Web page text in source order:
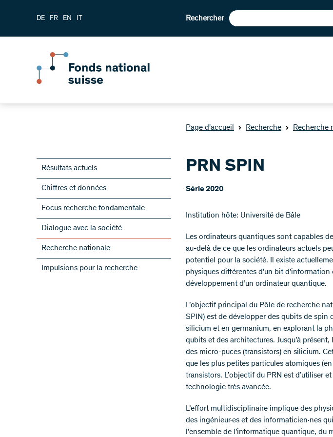
DE FR EN IT Rechercher
Page d'accueil Recherche Recherche
Résultats actuels
Chiffres et données
Focus recherche fondamentale
Dialogue avec la société
Recherche nationale
Impulsions pour la recherche
PRN SPIN
Série 2020
Institution hôte: Université de Bâle
Les ordinateurs quantiques sont capables
au-delà de ce que les ordinateurs actuels
potentiel pour la société. Il existe
physiques différentes d’un bit
développement d’un ordinateur quantique.
L’objectif principal du Pôle de recherche
SPIN) est de développer des qubits de
silicium et en germanium, en explorant la
qubits et des architectures. Jusqu’à
des micro-puces (transistors) en silicium.
que les plus petites particules atomiques
transistors. L’objectif du PRN est d’utiliser
technologie très avancée.
L’effort multidisciplinaire implique des
des ingénieur·es et des informaticien·nes
l’ensemble de l’informatique quantique,